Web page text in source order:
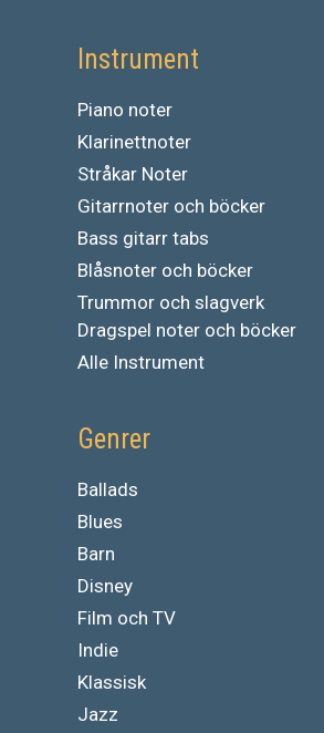
Instrument
Piano noter
Klarinettnoter
Stråkar Noter
Gitarrnoter och böcker
Bass gitarr tabs
Blåsnoter och böcker
Trummor och slagverk
Dragspel noter och böcker
Alle Instrument
Genrer
Ballads
Blues
Barn
Disney
Film och TV
Indie
Klassisk
Jazz